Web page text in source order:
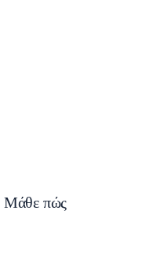
Μάθε πώς